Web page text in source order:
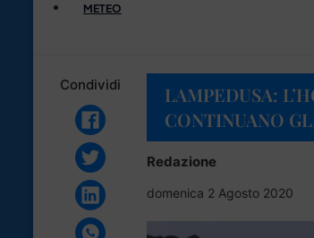
METEO
Condividi
LAMPEDUSA:
CONTINUANO
Redazione
domenica 2 Agosto 2020